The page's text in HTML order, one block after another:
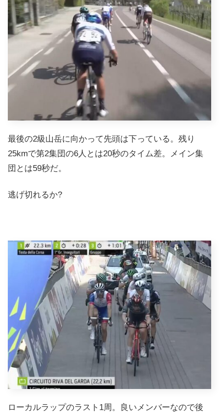
最後の2級山岳に向かって先頭は下っている。残り
25kmで第2集団の6人とは20秒のタイム差。メイン集
団とは59秒だ。
逃げ切れるか?
ローカルラップのラスト1周。良いメンバーなので後